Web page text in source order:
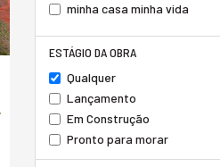
minha casa minha vida
ESTÁGIO DA OBRA
Qualquer
Lançamento
Em Construção
Pronto para morar